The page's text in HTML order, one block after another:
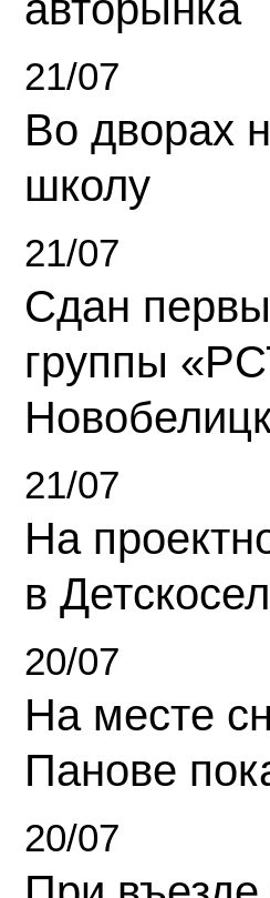
21/07
Во дворах
школу
21/07
Сдан
группы
21/07
На
в
20/07
На месте
Панове
20/07